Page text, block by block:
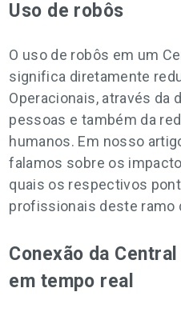
Uso de robôs
O uso de robôs em um
significa diretamente
Operacionais, através da
pessoas e também da
humanos. Em nosso
falamos sobre os
quais os respectivos
profissionais deste ramo
Conexão da
em tempo real